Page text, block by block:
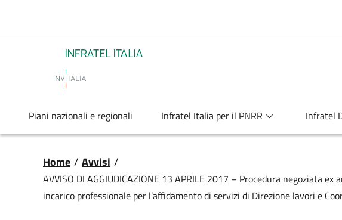
Infratel
Piani nazionali e regionali Infratel Italia per il PNRR Infratel
Briciole di pane
Home / Avvisi /
AVVISO DI AGGIUDICAZIONE 13 APRILE 2017 – Procedura negoziata
incarico professionale per l’affidamento di servizi di Direzione lavori e